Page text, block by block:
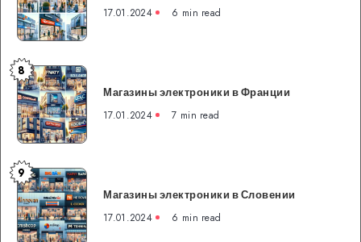
в
Чехии
17.01.2024 6 min read
Магазины
электроники
в
Франции
8
Магазины электроники в Франции
17.01.2024 7 min read
Магазины
электроники
в
Словении
9
Магазины электроники в Словении
17.01.2024 6 min read